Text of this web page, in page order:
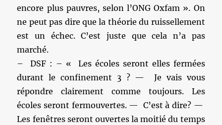
encore plus pauvres, selon l’ONG Oxfam ». On
ne peut pas dire que la théorie du ruissellement
est un échec. C’est juste que cela n’a pas
marché.
– DSF : – « Les écoles seront elles fermées
durant le confinement 3 ? — Je vais vous
répondre clairement comme toujours. Les
écoles seront fermouvertes. — C’est à dire? —
Les fenêtres seront ouvertes la moitié du temps